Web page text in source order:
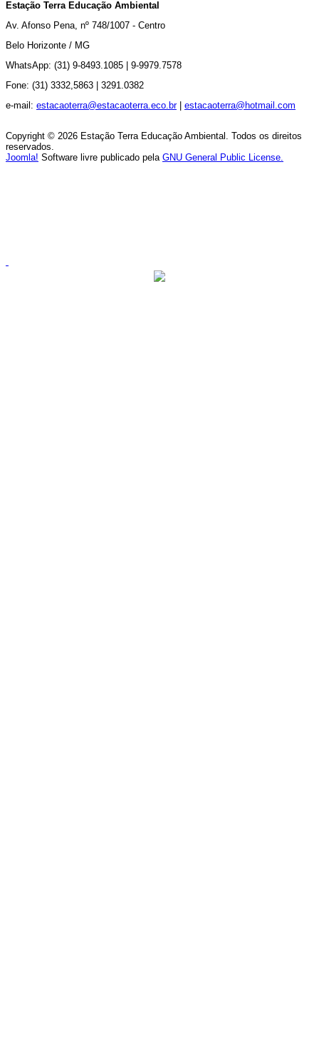
Estação Terra Educação Ambiental
Av. Afonso Pena, nº 748/1007 - Centro
Belo Horizonte / MG
WhatsApp: (31) 9-8493.1085 | 9-9979.7578
Fone: (31) 3332,5863 | 3291.0382
e-mail: estacaoterra@estacaoterra.eco.br| estacaoterra@hotmail.com
Copyright © 2026 Estação Terra Educação Ambiental. Todos os direitos
reservados.
Joomla! Software livre publicado pela GNU General Public License.